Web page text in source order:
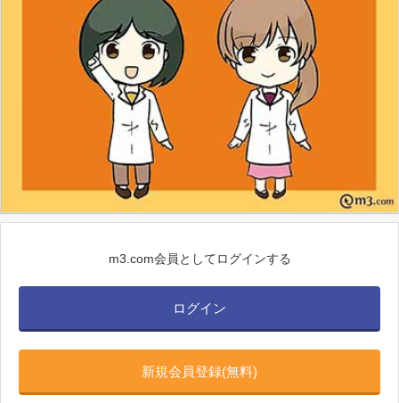
m3.com会員としてログインする
ログイン
新規会員登録(無料)